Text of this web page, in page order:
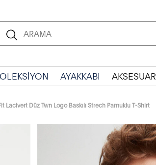
AYAKKABI AKSESUAR
Lacivert Düz Twn Logo Baskılı Strech Pamuklu T-Shirt